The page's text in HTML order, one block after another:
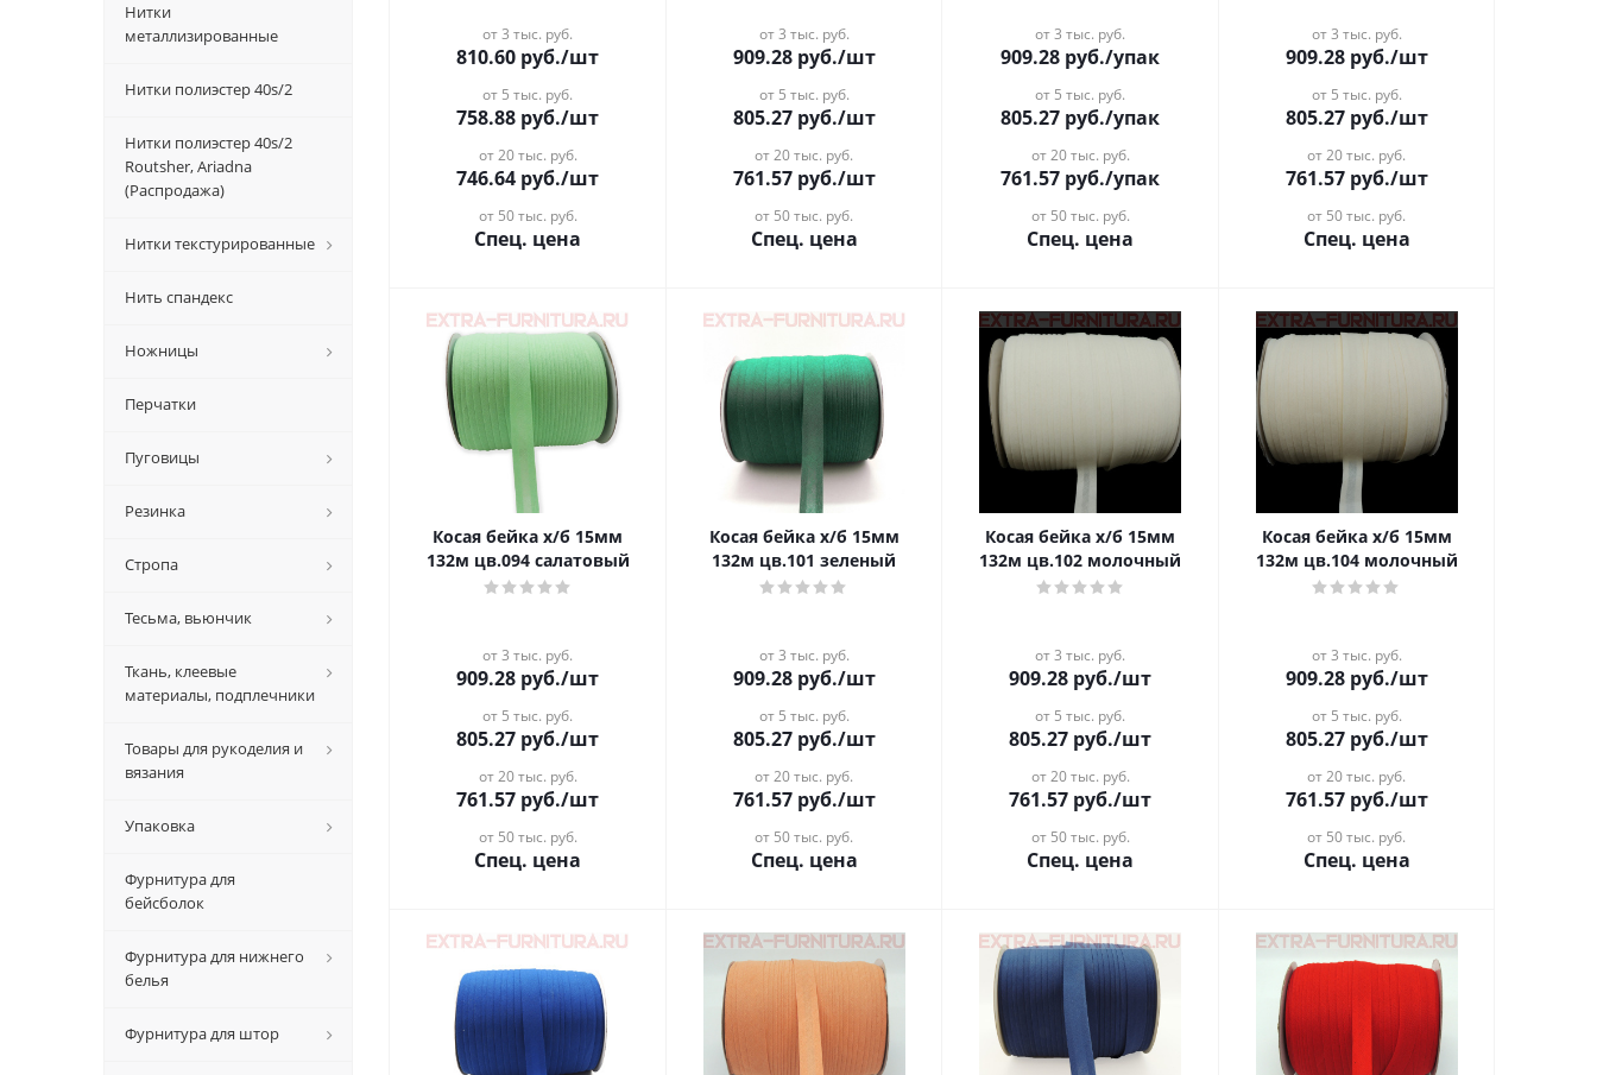
от 3 тыс. руб.
810.60 руб./шт
от 5 тыс. руб.
758.88 руб./шт
от 20 тыс. руб.
746.64 руб./шт
от 50 тыс. руб.
Спец. цена
от 3 тыс. руб.
909.28руб./шт
от 5 тыс. руб.
805.27руб./шт
от 20 тыс. руб.
761.57руб./шт
от 50 тыс. руб.
Спец. цена
от 3 тыс. руб.
909.28 руб./упак
от 5 тыс. руб.
805.27 руб./упак
от 20 тыс. руб.
761.57 руб./упак
от 50 тыс. руб.
Спец. цена
от 3 тыс. руб.
909.28руб./шт
от 5 тыс. руб.
805.27руб./шт
от 20 тыс. руб.
761.57руб./шт
от 50 тыс. руб.
Спец. цена
Косая бейка х/б 15мм
132м цв.094 салатовый
от 3 тыс. руб.
909.28 руб./шт
от 5 тыс. руб.
805.27 руб./шт
от 20 тыс. руб.
761.57 руб./шт
от 50 тыс. руб.
Спец. цена
Косая бейка х/б 15мм
132м цв.101 зеленый
от 3 тыс. руб.
909.28руб./шт
от 5 тыс. руб.
805.27руб./шт
от 20 тыс. руб.
761.57руб./шт
от 50 тыс. руб.
Спец. цена
Косая бейка х/б 15мм
132м цв.102 молочный
от 3 тыс. руб.
909.28 руб./шт
от 5 тыс. руб.
805.27 руб./шт
от 20 тыс. руб.
761.57 руб./шт
от 50 тыс. руб.
Спец. цена
Косая бейка х/б 15мм
132м цв.104 молочный
от 3 тыс. руб.
909.28руб./шт
от 5 тыс. руб.
805.27руб./шт
от 20 тыс. руб.
761.57руб./шт
от 50 тыс. руб.
Спец. цена
Нитки
металлизированные
Нитки полиэстер 40s/2
Нитки полиэстер 40s/2
Routsher, Ariadna
(Распродажа)
Нитки текстурированные
Нить спандекс
Ножницы
Перчатки
Пуговицы
Резинка
Стропа
Тесьма, вьюнчик
Ткань, клеевые
материалы, подплечники
Товары для рукоделия и
вязания
Упаковка
Фурнитура для
бейсболок
Фурнитура для нижнего
белья
Фурнитура для штор